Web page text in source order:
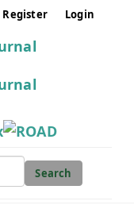
Register Login
Search